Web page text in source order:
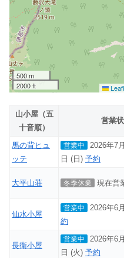
500 m
2000 ft
山小屋（五
十音順）
営業
馬の背ヒュ
ッテ
営業中
2026年7
日 (日) 予約
大平山荘 冬季休業 現在営
仙水小屋
営業中 2026年6
約
長衛小屋
営業中
2026年6
日 (火) 予約